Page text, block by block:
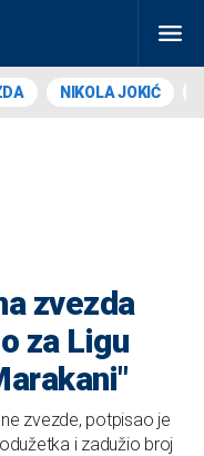
NIKOLA JOKIĆ
zvezda
za Ligu
zvezde, potpisao je
i zadužio broj